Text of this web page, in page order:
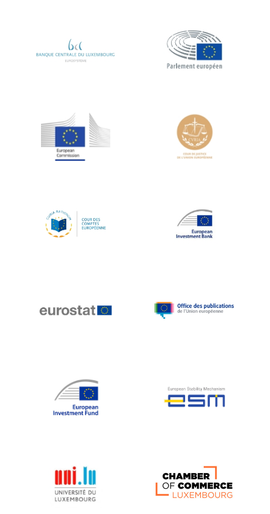
Laura Kovesi
Luc Frieden
Manolis Mavrommatis
Marc Lemaître
Marcel Zadi Kessy
Maroš ŠEFČOVIČ
Martin Bailey
Michael Sohlman
Otmar Issing
Paolo Mengozzi
Patrizia Nanz
Philippe Maystadt